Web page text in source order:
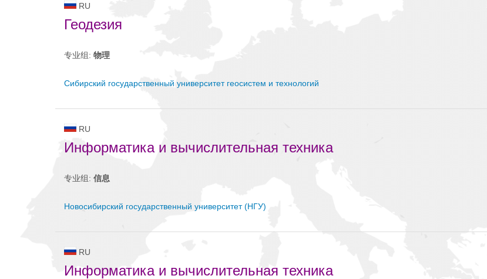
RU
Геодезия
专业组: 物理
Сибирский государственный университет геосистем и технологий
RU
Информатика и вычислительная техника
专业组: 信息
Новосибирский государственный университет (НГУ)
RU
Информатика и вычислительная техника